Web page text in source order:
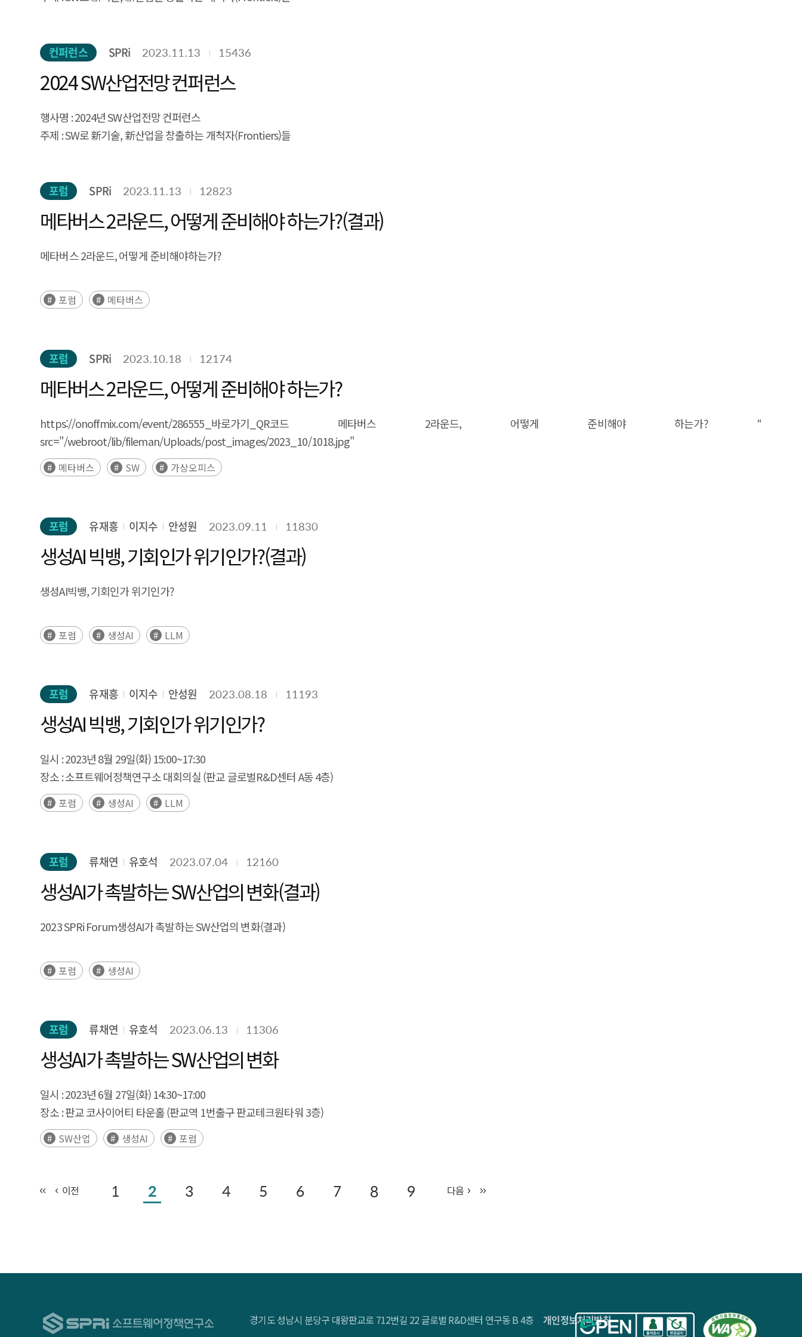
컨퍼런스 SPRi 2023.11.13 15436
2024 SW산업전망 컨퍼런스
행사명 :2024년 SW산업전망 컨퍼런스
주제 :SW로 新기술, 新산업을 창출하는 개척자(Frontiers)들
포럼 SPRi 2023.11.13 12823
메타버스 2라운드, 어떻게 준비해야 하는가?(결과)
메타버스 2라운드, 어떻게 준비해야하는가?
포럼 메타버스
포럼 SPRi 2023.10.18 12174
메타버스 2라운드, 어떻게 준비해야 하는가?
https://onoffmix.com/event/286555_바로가기_QR코드 메타버스 2라운드, 어떻게 준비해야 하는가? "
src="/webroot/lib/fileman/Uploads/post_images/2023_10/1018.jpg"
메타버스 SW 가상오피스
포럼 유재흥 이지수 안성원 2023.09.11 11830
생성AI 빅뱅, 기회인가 위기인가?(결과)
생성AI빅뱅, 기회인가 위기인가?
포럼 생성AI LLM
포럼 유재흥 이지수 안성원 2023.08.18 11193
생성AI 빅뱅, 기회인가 위기인가?
일시 :2023년 8월 29일(화) 15:00~17:30
장소 :소프트웨어정책연구소 대회의실 (판교 글로벌R&D센터 A동 4층)
포럼 생성AI LLM
포럼 류채연 유호석 2023.07.04 12160
생성AI가 촉발하는 SW산업의 변화(결과)
2023 SPRi Forum생성AI가 촉발하는 SW산업의 변화(결과)
포럼 생성AI
포럼 류채연 유호석 2023.06.13 11306
생성AI가 촉발하는 SW산업의 변화
일시 :2023년 6월 27일(화) 14:30~17:00
장소 :판교 코사이어티 타운홀 (판교역 1번출구 판교테크원타워 3층)
SW산업 생성AI 포럼
이전 1 2 3 4 5 6 7 8 9 다음
경기도 성남시 분당구 대왕판교로 712번길 22 글로벌 R&D센터 연구동 B 4층개인정보처리방침